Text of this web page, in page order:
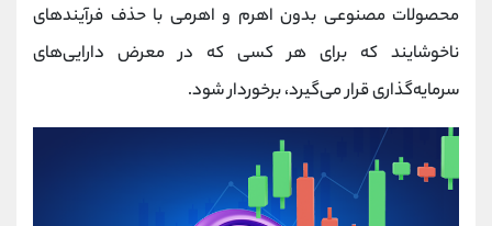
محصولات مصنوعی بدون اهرم و اهرمی با حذف فرآیندهای
ناخوشایند که برای هر کسی که در معرض دارایی‌های
سرمایه‌گذاری قرار می‌گیرد، برخوردار شود.